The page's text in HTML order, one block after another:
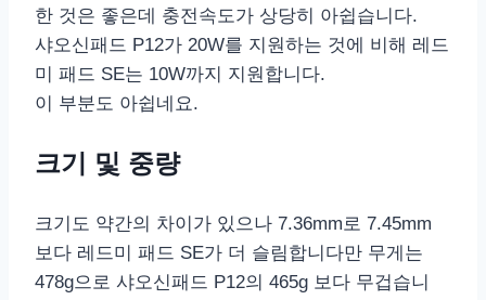
한 것은 좋은데 충전속도가 상당히 아쉽습니다.
샤오신패드 P12가 20W를 지원하는 것에 비해 레드
미 패드 SE는 10W까지 지원합니다.
이 부분도 아쉽네요.
크기 및 중량
크기도 약간의 차이가 있으나 7.36mm로 7.45mm
보다 레드미 패드 SE가 더 슬림합니다만 무게는
478g으로 샤오신패드 P12의 465g 보다 무겁습니